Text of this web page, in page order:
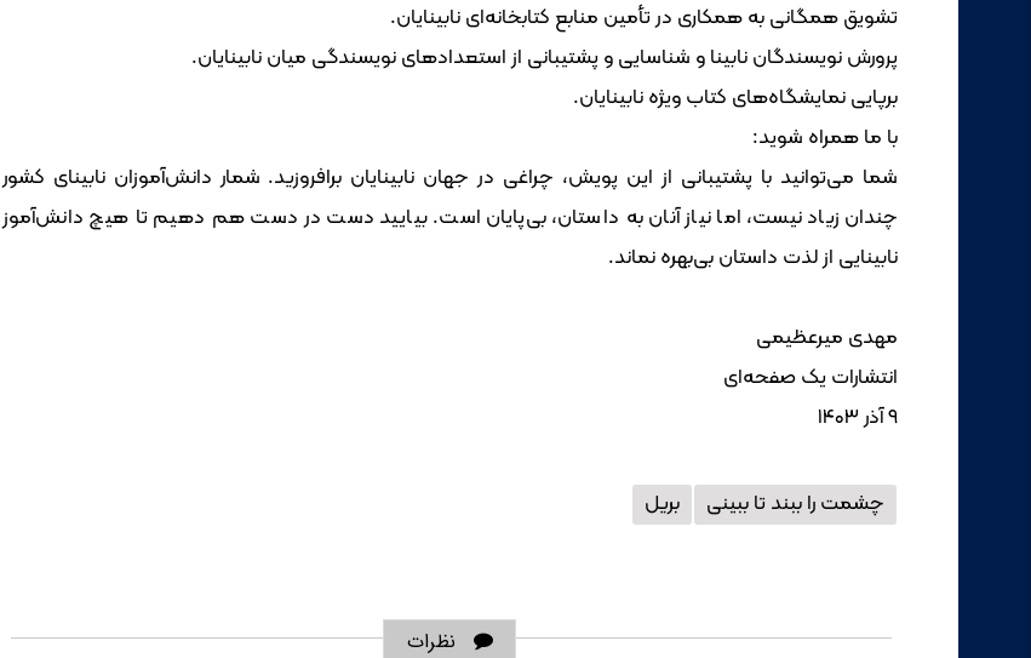
تشویق همگانی به همکاری در تأمین منابع کتابخانه‌ای نابینایان.
پرورش نویسندگان نابینا و شناسایی و پشتیبانی از استعدادهای نویسندگی میان نابینایان.
برپایی نمایشگاه‌های کتاب ویژه نابینایان.
با ما همراه شوید:
شما می‌توانید با پشتیبانی از این پویش، چراغی در جهان نابینایان برافروزید. شمار دانش‌آموزان نابینای کشور
چندان زیاد نیست، اما نیاز آنان به داستان، بی‌پایان است. بیایید دست در دست هم دهیم تا هیچ دانش‌آموز
نابینایی از لذت داستان بی‌بهره نماند.
مهدی میرعظیمی
انتشارات یک صفحه‌ای
۹ آذر ۱۴۰۳
چشمت را ببند تا ببینی بریل
نظرات